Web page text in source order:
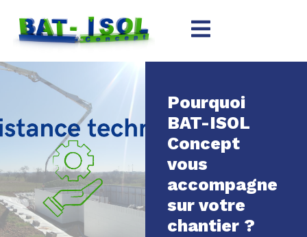
Pourquoi
BAT-ISOL
Concept
vous
accompagne
sur votre
chantier ?